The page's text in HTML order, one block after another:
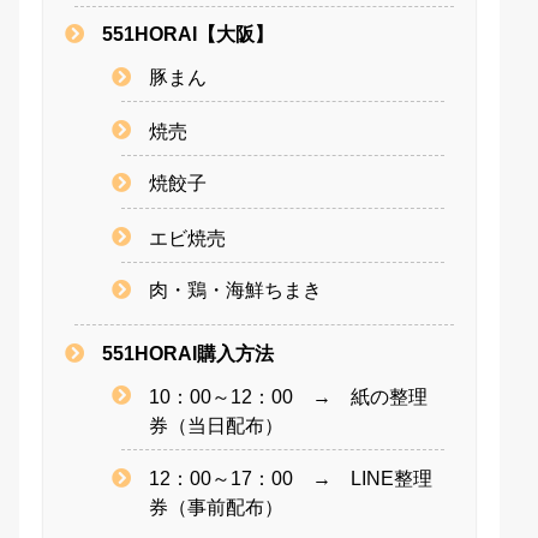
551HORAI【大阪】
豚まん
焼売
焼餃子
エビ焼売
肉・鶏・海鮮ちまき
551HORAI購入方法
10：00～12：00 → 紙の整理
券（当日配布）
12：00～17：00 → LINE整理
券（事前配布）